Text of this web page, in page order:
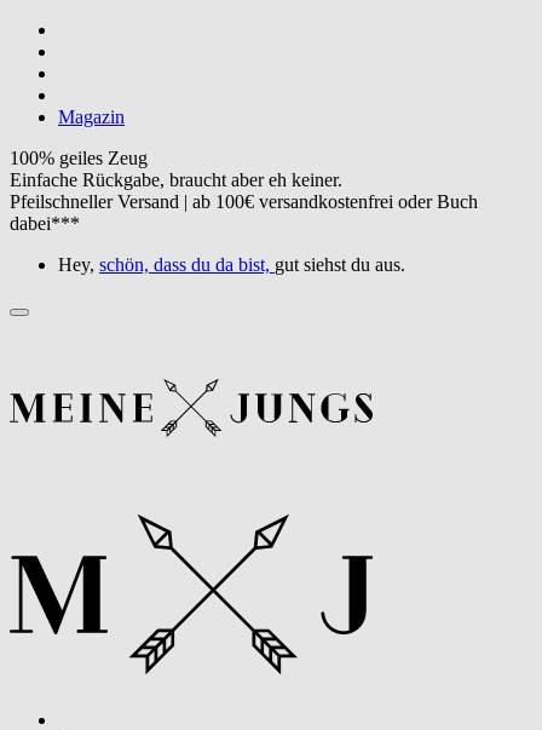
Magazin
100% geiles Zeug
Einfache Rückgabe, braucht aber eh keiner.
Pfeilschneller Versand | ab 100€ versandkostenfrei oder Buch
dabei***
Hey, schön, dass du da bist, gut siehst du aus.